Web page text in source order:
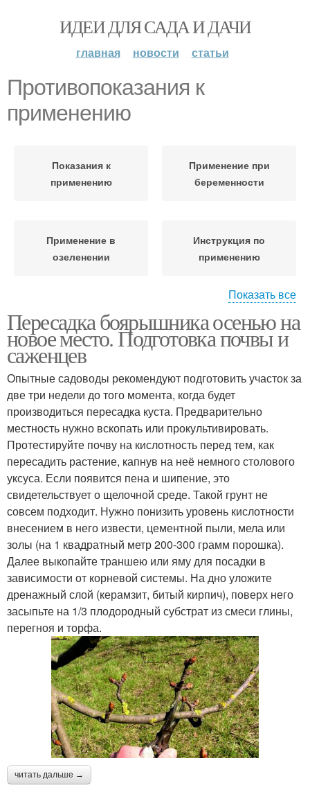
ИДЕИ ДЛЯ САДА И ДАЧИ
главная новости статьи
Противопоказания к
применению
Показания к
применению
Применение при
беременности
Применение в
озеленении
Инструкция по
применению
Применение во время
Показать все
Пересадка боярышника осенью на
новое место. Подготовка почвы и
саженцев
Опытные садоводы рекомендуют подготовить участок за
две три недели до того момента, когда будет
производиться пересадка куста. Предварительно
местность нужно вскопать или прокультивировать.
Протестируйте почву на кислотность перед тем, как
пересадить растение, капнув на неё немного столового
уксуса. Если появится пена и шипение, это
свидетельствует о щелочной среде. Такой грунт не
совсем подходит. Нужно понизить уровень кислотности
внесением в него извести, цементной пыли, мела или
золы (на 1 квадратный метр 200-300 грамм порошка).
Далее выкопайте траншею или яму для посадки в
зависимости от корневой системы. На дно уложите
дренажный слой (керамзит, битый кирпич), поверх него
засыпьте на 1/3 плодородный субстрат из смеси глины,
перегноя и торфа.
читать дальше →